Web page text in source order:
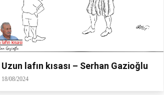
Uzun lafın kısası – Serhan Gazioğlu
18/08/2024